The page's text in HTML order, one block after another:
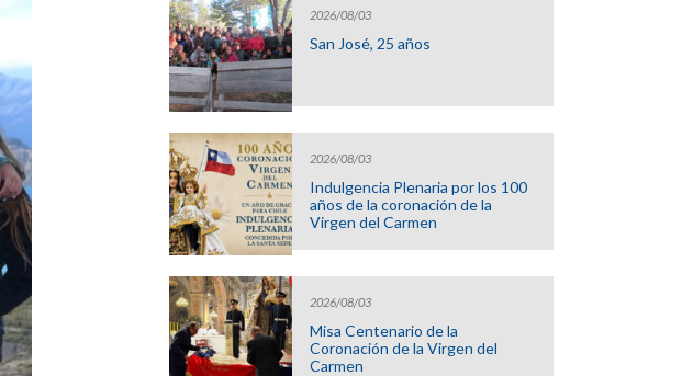
2026/08/03
San José, 25 años
2026/08/03
Indulgencia Plenaria por los 100
años de la coronación de la
Virgen del Carmen
2026/08/03
Misa Centenario de la
Coronación de la Virgen del
Carmen